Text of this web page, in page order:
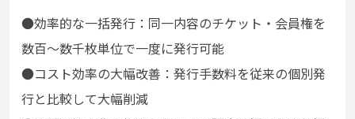
●効率的な一括発行：同一内容のチケット・会員権を
数百〜数千枚単位で一度に発行可能
●コスト効率の大幅改善：発行手数料を従来の個別発
行と比較して大幅削減